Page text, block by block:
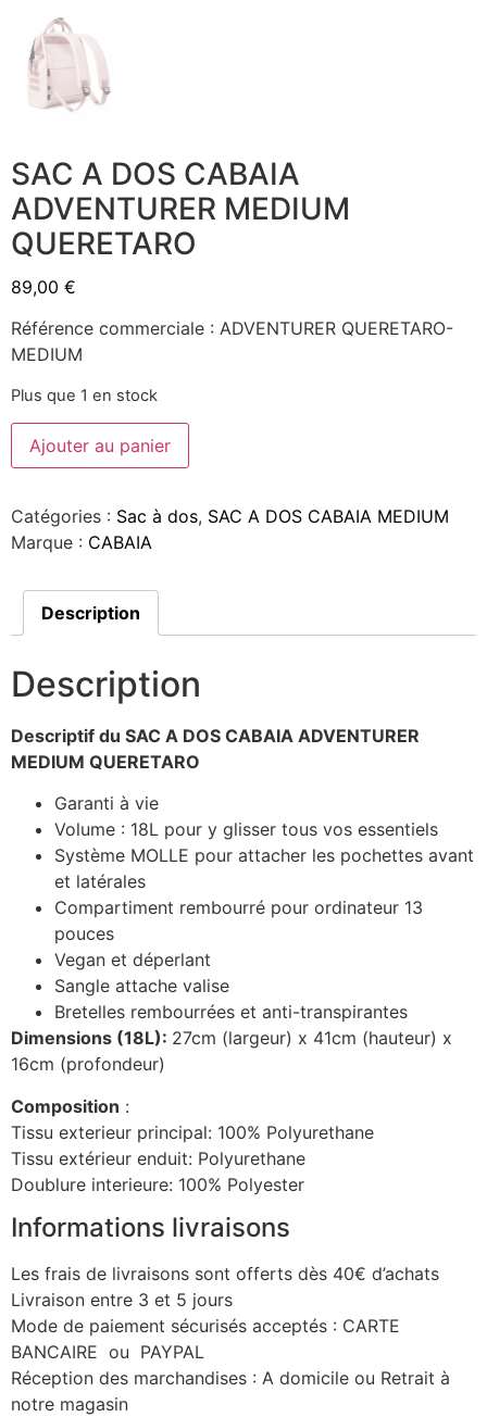
SAC A DOS CABAIA
ADVENTURER MEDIUM
QUERETARO
89,00 €
Référence commerciale : ADVENTURER QUERETARO-
MEDIUM
Plus que 1 en stock
Ajouter au panier
Catégories : Sac à dos, SAC A DOS CABAIA MEDIUM
Marque : CABAIA
Description
Description
Descriptif du SAC A DOS CABAIA ADVENTURER
MEDIUM QUERETARO
Garanti à vie
Volume : 18L pour y glisser tous vos essentiels
Système MOLLE pour attacher les pochettes avant
et latérales
Compartiment rembourré pour ordinateur 13
pouces
Vegan et déperlant
Sangle attache valise
Bretelles rembourrées et anti-transpirantes
Dimensions (18L): 27cm (largeur) x 41cm (hauteur) x
16cm (profondeur)
Composition :
Tissu exterieur principal: 100% Polyurethane
Tissu extérieur enduit: Polyurethane
Doublure interieure: 100% Polyester
Informations livraisons
Les frais de livraisons sont offerts dès 40€ d’achats
Livraison entre 3 et 5 jours
Mode de paiement sécurisés acceptés : CARTE
BANCAIRE ou PAYPAL
Réception des marchandises : A domicile ou Retrait à
notre magasin